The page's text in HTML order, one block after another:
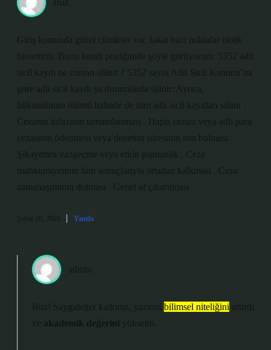
Buz
Giriş kısmında güzel cümleler var, fakat bazı noktalar eksik
hissettirdi. Bunu kendi pratiğimde şöyle görüyorum: 5352 adli
sicil kaydı ne zaman silinir ? 5352 sayılı Adli Sicil Kanunu’na
göre adli sicil kaydı şu durumlarda silinir: Ayrıca,
hükümlünün ölümü halinde de tüm adli sicil kayıtları silinir .
Cezanın infazının tamamlanması . Hapis cezası veya adli para
cezasının ödenmesi veya denetim süresinin son bulması .
Şikayetten vazgeçme veya etkin pişmanlık . Ceza
mahkumiyetinin tüm sonuçlarıyla ortadan kalkması . Ceza
zamanaşımının dolması . Genel af çıkarılması .
Şubat 28, 2026 Yanıtla
admin
Buz! Saygıdeğer katkınız, yazının bilimsel niteliğini artırdı
ve akademik değerini yükseltti.